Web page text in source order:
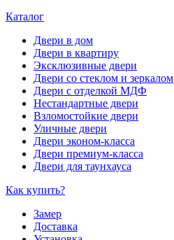
Каталог
Двери в дом
Двери в квартиру
Эксклюзивные двери
Двери со стеклом и зеркалом
Двери с отделкой МДФ
Нестандартные двери
Взломостойкие двери
Уличные двери
Двери эконом-класса
Двери премиум-класса
Двери для таунхауса
Как купить?
Замер
Доставка